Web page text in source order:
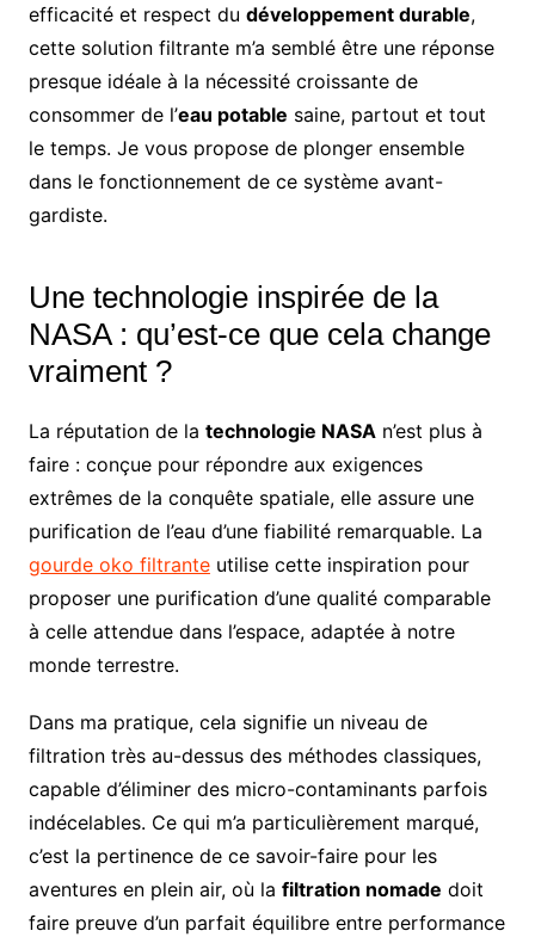
efficacité et respect du développement durable,
cette solution filtrante m’a semblé être une réponse
presque idéale à la nécessité croissante de
consommer de l’eau potable saine, partout et tout
le temps. Je vous propose de plonger ensemble
dans le fonctionnement de ce système avant-
gardiste.
Une technologie inspirée de la
NASA : qu’est-ce que cela change
vraiment ?
La réputation de la technologie NASAn’est plus à
faire : conçue pour répondre aux exigences
extrêmes de la conquête spatiale, elle assure une
purification de l’eau d’une fiabilité remarquable. La
gourde oko filtranteutilise cette inspiration pour
proposer une purification d’une qualité comparable
à celle attendue dans l’espace, adaptée à notre
monde terrestre.
Dans ma pratique, cela signifie un niveau de
filtration très au-dessus des méthodes classiques,
capable d’éliminer des micro-contaminants parfois
indécelables. Ce qui m’a particulièrement marqué,
c’est la pertinence de ce savoir-faire pour les
aventures en plein air, où la filtration nomade doit
faire preuve d’un parfait équilibre entre performance